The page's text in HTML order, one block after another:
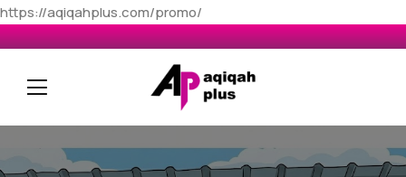
https://aqiqahplus.com/promo/